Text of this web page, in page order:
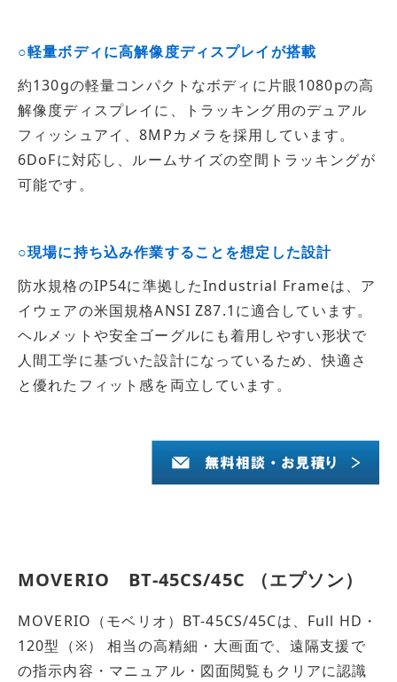
○軽量ボディに高解像度ディスプレイが搭載
約130gの軽量コンパクトなボディに片眼1080pの高
解像度ディスプレイに、トラッキング用のデュアル
フィッシュアイ、8MPカメラを採用しています。
6DoFに対応し、ルームサイズの空間トラッキングが
可能です。
○現場に持ち込み作業することを想定した設計
防水規格のIP54に準拠したIndustrial Frameは、ア
イウェアの米国規格ANSI Z87.1に適合しています。
ヘルメットや安全ゴーグルにも着用しやすい形状で
人間工学に基づいた設計になっているため、快適さ
と優れたフィット感を両立しています。
MOVERIO BT-45CS/45C （エプソン）
MOVERIO（モベリオ）BT-45CS/45Cは、Full HD・
120型（※） 相当の高精細・大画面で、遠隔支援で
の指示内容・マニュアル・図面閲覧もクリアに認識